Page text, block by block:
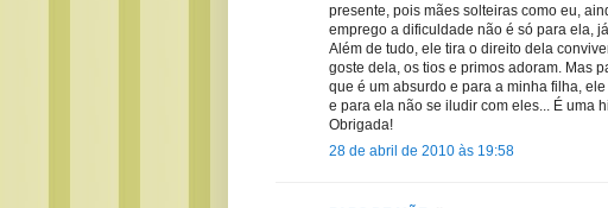
presente, pois mães solteiras como eu,
emprego a dificuldade não é só para ela,
Além de tudo, ele tira o direito dela
goste dela, os tios e primos adoram. Mas
que é um absurdo e para a minha filha,
e para ela não se iludir com eles... É uma
Obrigada!
28 de abril de 2010 às 19:58